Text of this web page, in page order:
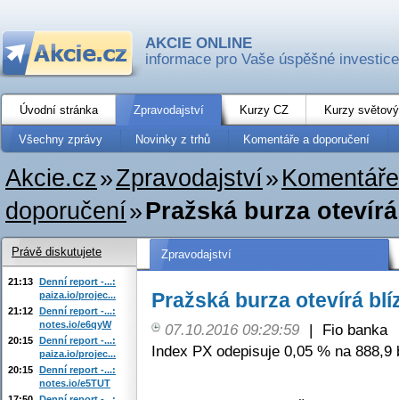
AKCIE ONLINE
informace pro Vaše úspěšné investice
Úvodní stránka Zpravodajství Kurzy CZ Kurzy
Všechny zprávy Novinky z trhů Komentáře a doporučení
Akcie.cz»Zpravodajství»
doporučení»Pražská burza
Zpravodajství
Pražská burza otevírá
07.10.2016 09:29:59 |
Fio banka
Index PX odepisuje 0,05 % na 888,9
Právě diskutujete
21:13 Denní report -...:
paiza.io/projec...
21:12 Denní report -...:
notes.io/e6qyW
20:15 Denní report -...:
paiza.io/projec...
20:15 Denní report -...:
notes.io/e5TUT